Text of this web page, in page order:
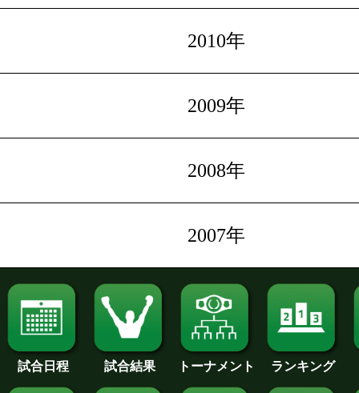
2010年
2009年
2008年
2007年
試合日程 試合結果 トーナメント ランキング